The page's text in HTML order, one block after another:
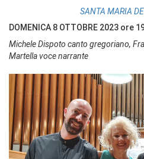
SANTA MARIA
DOMENICA 8 OTTOBRE 2023 ore
Michele Dispoto canto gregoriano,
Martella voce narrante